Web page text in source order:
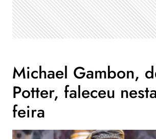
Michael Gambon,
Potter, faleceu
feira